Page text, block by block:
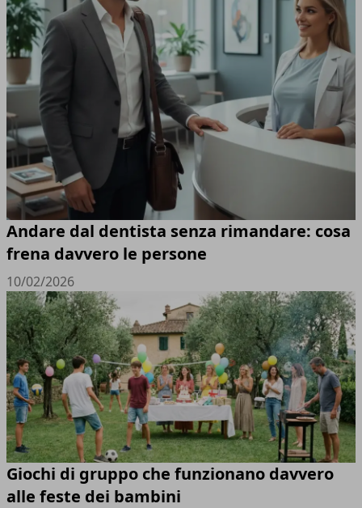
Andare dal dentista senza rimandare: cosa
frena davvero le persone
10/02/2026
Giochi di gruppo che funzionano davvero
alle feste dei bambini